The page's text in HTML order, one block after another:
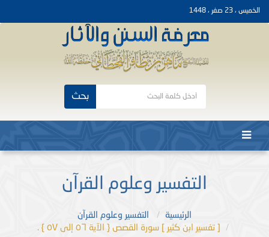
الخميس ، 23 صفر ، 1448
بحث
التفسير وعلوم القرآن
الرئيسية
التفسير وعلوم القرآن
[ تفسير ابن كثير ] سورة القصص { الآية ٥٦ إلى ٥٧ } .